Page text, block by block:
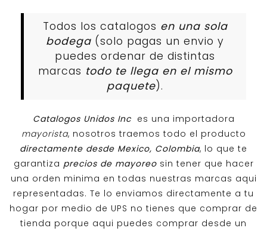
Todos los catalogos en una sola
bodega (solo pagas un envio y
puedes ordenar de distintas
marcas todo te llega en el mismo
paquete).
Catalogos Unidos Inc es una importadora
mayorista, nosotros traemos todo el producto
directamente desde Mexico, Colombia, lo que te
garantiza precios de mayoreosin tener que hacer
una orden minima en todas nuestras marcas aqui
representadas. Te lo enviamos directamente a tu
hogar por medio de UPS no tienes que comprar de
tienda porque aqui puedes comprar desde un